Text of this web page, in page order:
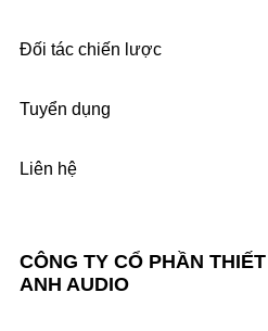
CÔNG TY CỔ PHẦN
ANH AUDIO
Đối tác chiến lược
Tuyển dụng
Liên hệ